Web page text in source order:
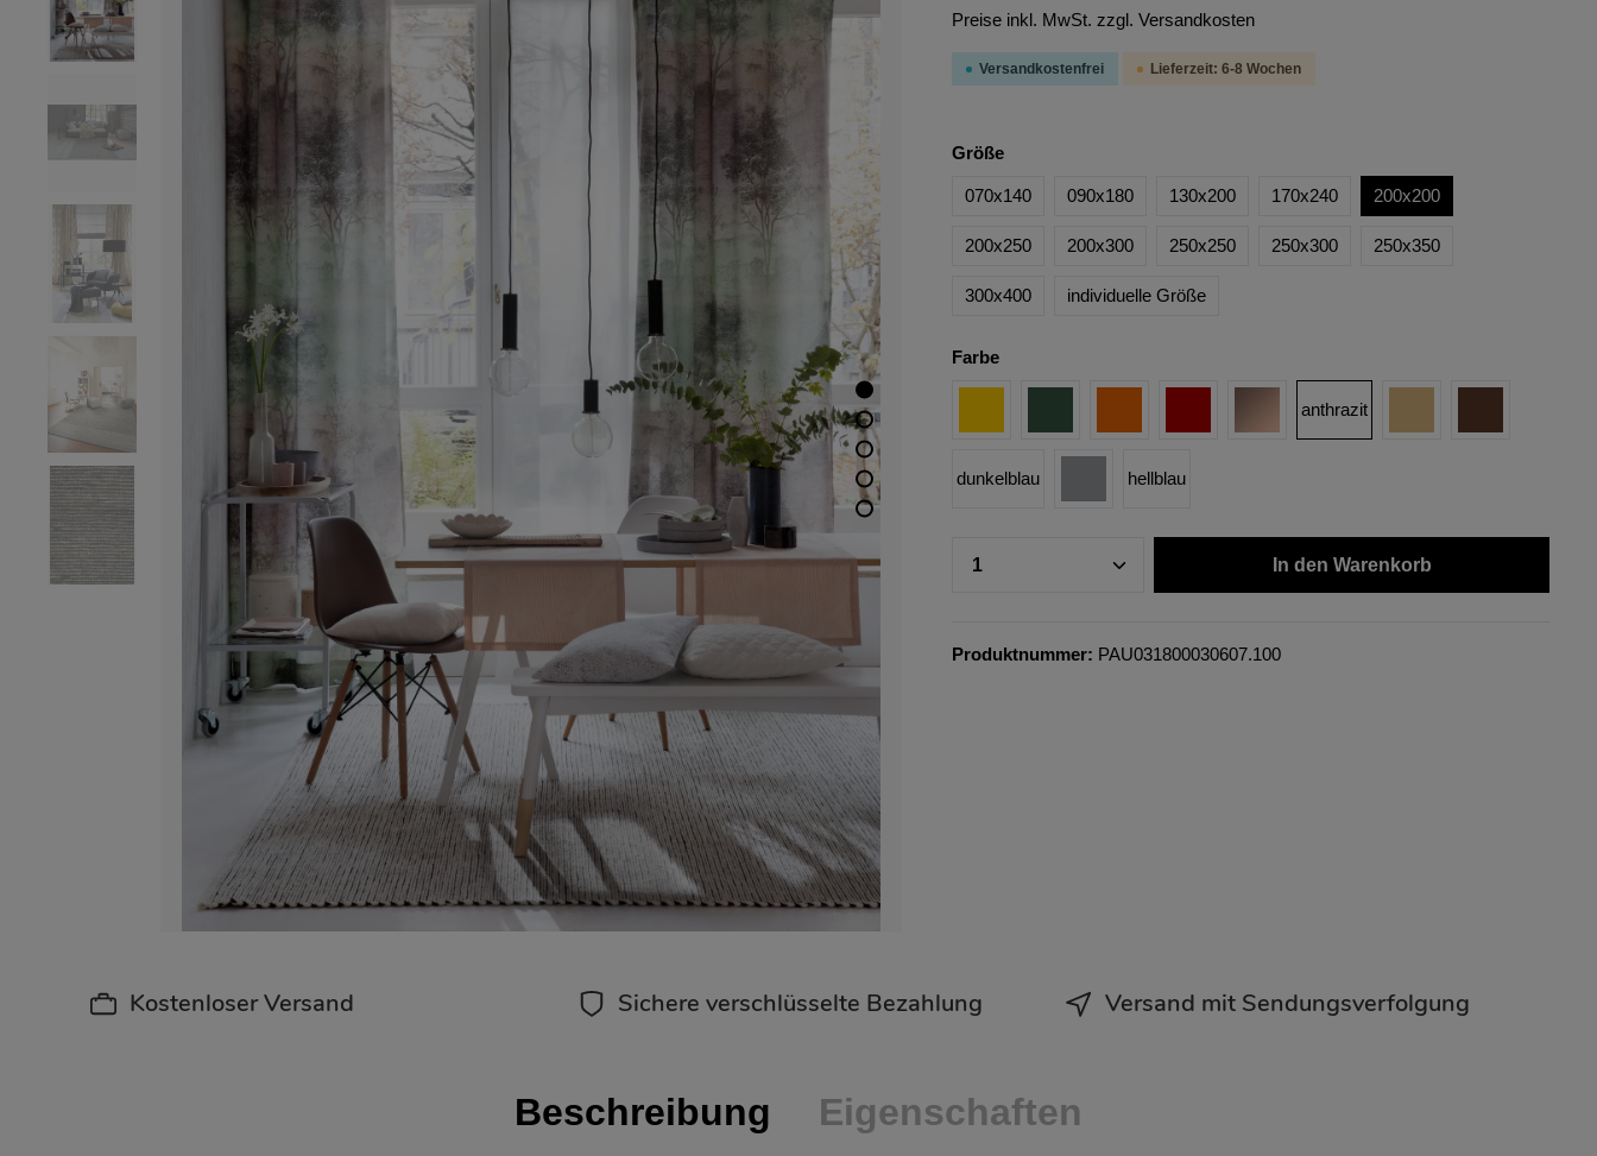
Preise inkl. MwSt. zzgl. Versandkosten
Versandkostenfrei Lieferzeit: 6-8 Wochen
Größe
070x140 090x180 130x200 170x240 200x200
200x250 200x300 250x250 250x300 250x350
300x400 individuelle Größe
Farbe
anthrazit
dunkelblau hellblau
In den Warenkorb
Produktnummer: PAU031800030607.100
Kostenloser Versand Sichere verschlüsselte Bezahlung Versand mit Sendungsverfolgung
Beschreibung Eigenschaften